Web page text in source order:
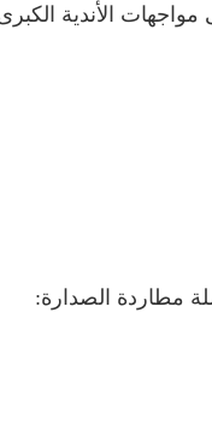
الأندية
مطاردة الصدارة: